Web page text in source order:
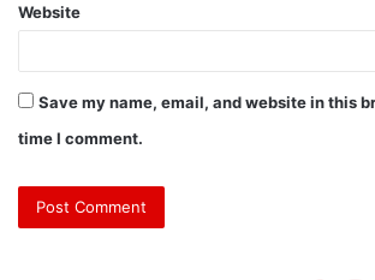
Website
Save my name, email, and website in this
time I comment.